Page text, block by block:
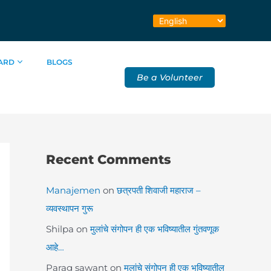
BLOGS
Be a Volunteer
Recent Comments
Manajemen onछत्रपती शिवाजी महाराज –
व्यवस्थापन गुरू
Shilpa onमुलांचे संगोपन ही एक भविष्यातील गुंतवणूक
आहे…
Parag sawant onमुलांचे संगोपन ही एक भविष्यातील